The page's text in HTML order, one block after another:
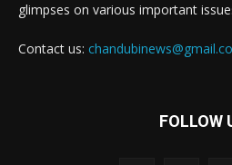
glimpses on various important
Contact us:
FOLLOW